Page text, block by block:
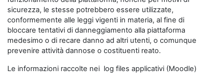
sicurezza, le stesse potrebbero essere utilizzate,
conformemente alle leggi vigenti in materia, al fine di
bloccare tentativi di danneggiamento alla piattaforma
medesimo o di recare danno ad altri utenti, o comunque
prevenire attività dannose o costituenti reato.
Le informazioni raccolte nei log files applicativi (Moodle)